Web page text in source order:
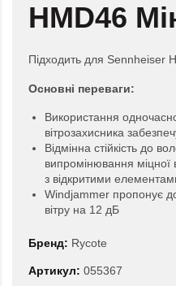
HMD46
Підходить для Sennheiser
Основні переваги:
Використання
вітрозахисника
Відмінна стійкість до
випромінювання міцної
з відкритими
Windjammer пропонує
вітру на 12 дБ
Бренд: Rycote
Артикул: 055367